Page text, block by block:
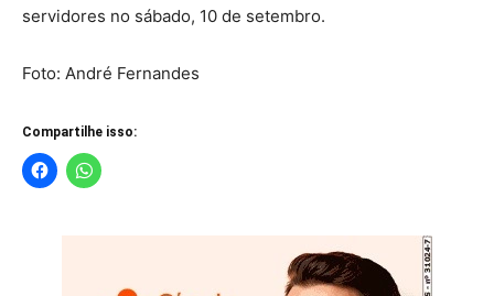
servidores no sábado, 10 de setembro.
Foto: André Fernandes
Compartilhe isso: